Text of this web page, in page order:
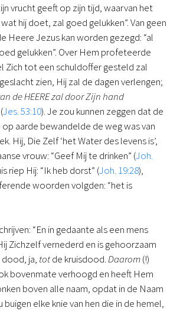
vrucht geeft op zijn tijd, waarvan het
hij doet, zal goed gelukken”. Van geen
Heere Jezus kan worden gezegd: “al
gelukken”. Over Hem profeteerde
Zich tot een schuldoffer gesteld zal
zien, Hij zal de dagen verlengen;
de HEERE zal door Zijn hand
Jes. 53:10). Je zou kunnen zeggen dat de
aarde bewandelde de weg was van
Hij, Die Zelf ‘het Water des levens is’,
vrouw: “Geef Mij te drinken” (Joh.
riep Hij: “Ik heb dorst” (Joh. 19:28),
woorden volgden: “het is
“En in gedaante als een mens
Zichzelf vernederd en is gehoorzaam
ja, totde kruisdood.Daarom(!)
bovenmate verhoogd en heeft Hem
boven alle naam, opdat in de Naam
buigen elke knie van hen die in de hemel,